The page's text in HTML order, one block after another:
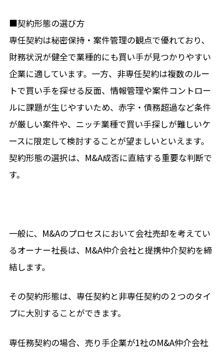
■契約形態の選び方
専任契約は秘密保持・案件管理の観点で優れており、
財務状況が健全で業種的にも買い手が見つかりやすい
企業に適しています。一方、非専任契約は複数のルー
トで買い手を探せる反面、情報管理や案件コントロー
ルに課題が生じやすいため、赤字・債務超過など条件
が厳しい案件や、ニッチ業種で買い手探しが難しいケ
ースに限定して検討することが望ましいといえます。
契約形態の選択は、M&A成否に直結する重要な判断で
す。
一般に、M&Aのプロセスにおいて会社売却を考えてい
るオーナー社長は、M&A仲介会社と提携仲介契約を締
結します。
その契約形態は、専任契約と非専任契約の２つのタイ
プに大別することができます。
専任務契約の場合、売り手企業が1社のM&A仲介会社